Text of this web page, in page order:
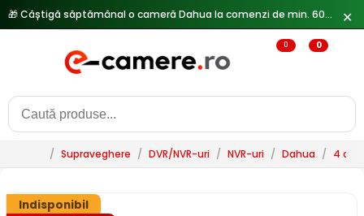
✕
0 0
/ Supraveghere / DVR/NVR-uri / NVR-uri / Dahua / 4
Indisponibil